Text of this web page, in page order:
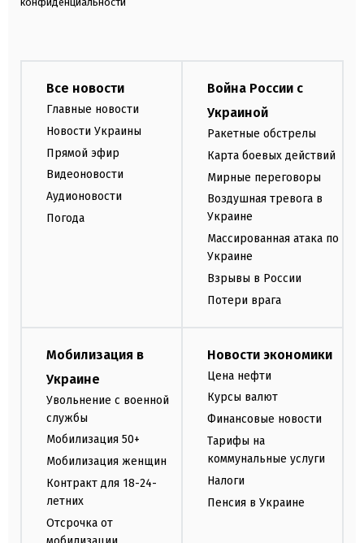
Все новости
Главные новости
Новости Украины
Прямой эфир
Видеоновости
Аудионовости
Погода
Война России с
Украиной
Ракетные обстрелы
Карта боевых действий
Мирные переговоры
Воздушная тревога в
Украине
Массированная атака по
Украине
Взрывы в России
Потери врага
Мобилизация в
Украине
Увольнение с военной
службы
Мобилизация 50+
Мобилизация женщин
Контракт для 18-24-
летних
Отсрочка от
Новости экономики
Цена нефти
Курсы валют
Финансовые новости
Тарифы на
коммунальные услуги
Налоги
Пенсия в Украине